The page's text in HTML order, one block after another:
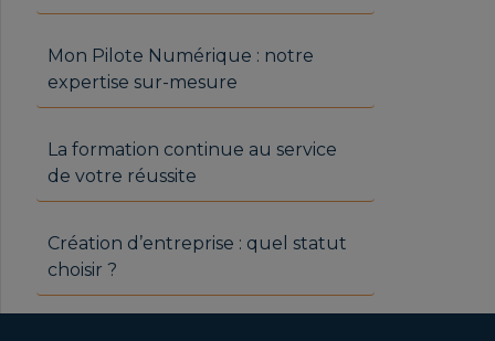
Mon Pilote Numérique : notre
expertise sur-mesure
La formation continue au service
de votre réussite
Création d’entreprise : quel statut
choisir ?